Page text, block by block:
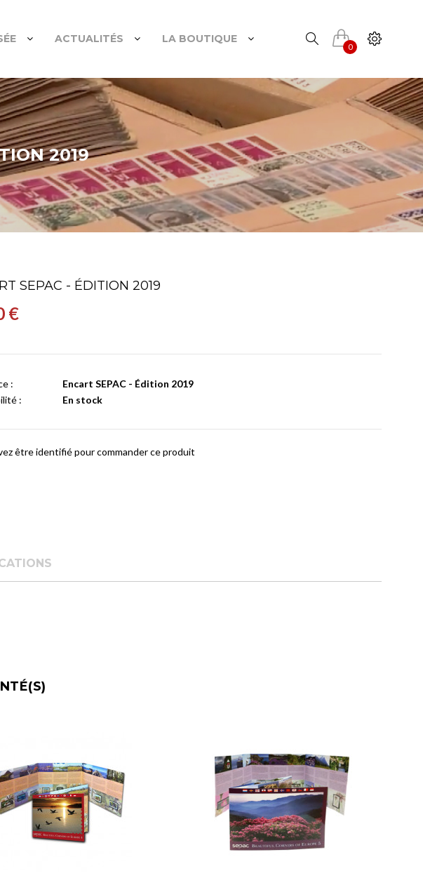
0
ACTUALITÉS LA BOUTIQUE
2019
SEPAC - ÉDITION 2019
€
:
Encart SEPAC - Édition 2019
:
En stock
être identifié pour commander ce produit